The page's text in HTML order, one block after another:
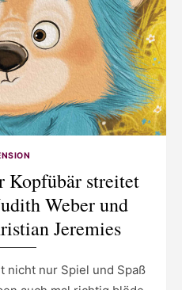
Kopfübär streitet
Weber und
Jeremies
nicht nur Spiel und Spaß